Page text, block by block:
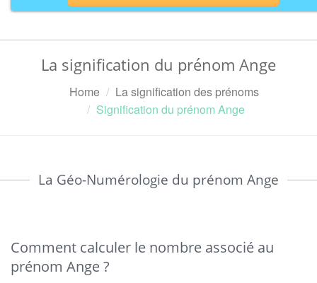
La signification du prénom Ange
Home
La signification des prénoms
Signification du prénom Ange
La Géo-Numérologie du prénom Ange
Comment calculer le nombre associé au
prénom Ange ?